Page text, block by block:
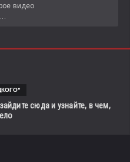
видео
сюда и узнайте, в чем,